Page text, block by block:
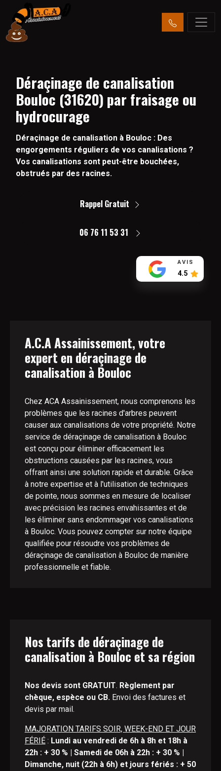
Déraçinage de canalisation
Bouloc (31620) par fraisage ou
hydrocurage
Déraçinage de canalisation à Bouloc : Des
engorgements réguliers de vos canalisations ?
Vos canalisations sont peut-être bouchées,
obstrués par des racines.
Rappel Gratuit
06 76 11 53 31
AVIS
4.5
A.C.A Assainissement, votre
expert en déraçinage de
canalisation à Bouloc
Chez ACA Assainissement, nous comprenons les
problèmes que les racines d'arbres peuvent
causer aux canalisations de votre propriété. Notre
service de déraçinage de canalisation à Bouloc
est conçu pour éliminer efficacement les
obstructions causées par les racines, vous
offrant ainsi une solution rapide et durable. Grâce
à notre expertise et à l'utilisation de techniques
de pointe, nous sommes en mesure de localiser
avec précision les racines envahissantes et de
les éliminer sans endommager vos canalisations
à Bouloc. Vous pouvez compter sur notre équipe
qualifiée pour résoudre vos problèmes de
déraçinage de canalisation à Bouloc de manière
professionnelle et fiable.
Nos tarifs de déraçinage de
canalisation à Bouloc et sa région
Nos devis sont GRATUIT. Règlement par
chèque, espèce ou CB. Envoi des factures et
devis par mail.
MAJORATION TARIFS SOIR, WEEK-END ET JOUR
FÉRIÉ : Lundi au vendredi de 6h à 8h et 18h à
22h : + 30 % | Samedi de 06h à 22h : + 30 % |
Dimanche, nuit (22h à 6h) et jours fériés : + 50